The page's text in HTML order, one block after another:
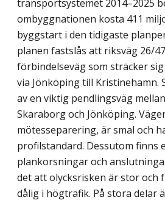
transportsystemet 2014–2025
ombyggnationen kosta 411
byggstart i den tidigaste
planen fastslås att riksväg 26/
förbindelseväg som sträcker
via Jönköping till Kristinehamn.
av en viktig pendlingsväg
Skaraborg och Jönköping.
mötesseparering, är smal och
profilstandard. Dessutom finns
plankorsningar och
det att olycksrisken är stor och
dålig i högtrafik. På stora delar